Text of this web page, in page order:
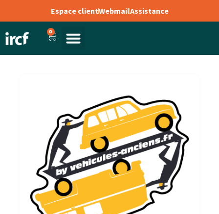
Espace clientWebmailAssistance
0